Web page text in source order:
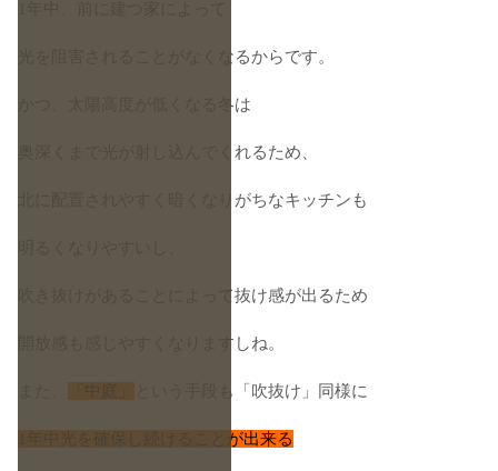
光を阻害されることがなくなるからです。
かつ、太陽高度が低くなる冬は
奥深くまで光が射し込んでくれるため、
北に配置されやすく暗くなりがちなキッチンも
吹き抜けがあることによって抜け感が出るため
開放感も感じやすくなりますしね。
「中庭」 という手段も「吹抜け」同様に
1年中光を確保し続けることが出来る